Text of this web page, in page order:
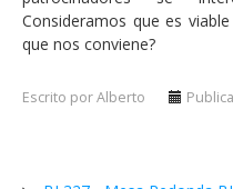
Consideramos que es
que nos conviene?
Escrito por Alberto